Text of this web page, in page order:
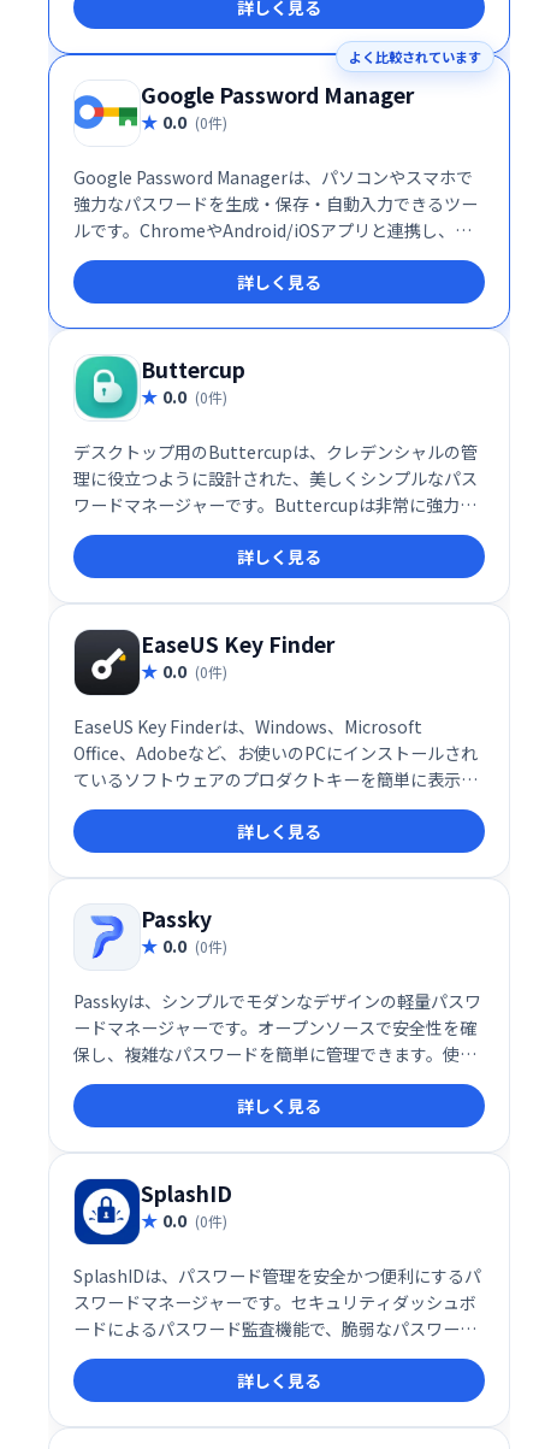
詳しく見る
よく比較されています
Google Password Manager
0.0 (0件)
Google Password Managerは、パソコンやスマホで
強力なパスワードを生成・保存・自動入力できるツー
ルです。ChromeやAndroid/iOSアプリと連携し、オ
ンラインでのセキュリティ強化をサポートします。安
全で一意のパスワード管理で、個人情報をしっかり保
護しましょう。
詳しく見る
Buttercup
0.0 (0件)
デスクトップ用のButtercupは、クレデンシャルの管
理に役立つように設計された、美しくシンプルなパス
ワードマネージャーです。Buttercupは非常に強力な
暗号化を使用して、単一のマスターパスワードで機密
情報を保護します-サービスごとに、より強力で複雑な
パスワードを自由に使用して、Buttercupに安全に保
管させてください。
詳しく見る
EaseUS Key Finder
0.0 (0件)
EaseUS Key Finderは、Windows、Microsoft
Office、Adobeなど、お使いのPCにインストールされ
ているソフトウェアのプロダクトキーを簡単に表示で
きる便利なユーティリティです。 SQL Serverのキー
や、WiFiパスワード、ブラウザのアカウント情報など
も確認できます。 大切なキーを紛失した時や、再イン
ストール時に役立ちます。 これ一つで、ソフトウェア
の管理が効率化されます。
詳しく見る
Passky
0.0 (0件)
Passkyは、シンプルでモダンなデザインの軽量パスワ
ードマネージャーです。オープンソースで安全性を確
保し、複雑なパスワードを簡単に管理できます。使い
勝手の良さと高いセキュリティを両立した、安心でき
るパスワード管理ソリューションです。
詳しく見る
SplashID
0.0 (0件)
SplashIDは、パスワード管理を安全かつ便利にするパ
スワードマネージャーです。セキュリティダッシュボ
ードによるパスワード監査機能で、脆弱なパスワード
などを検知し、安全性を高めます。無料版は1デバイ
ス利用可能、月額1.99ドルのプレミアム版は無制限デ
バイスで利用可能です。どちらもパスワード保存容量
は無制限です。
詳しく見る